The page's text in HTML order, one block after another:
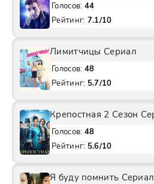
Голосов: 44
Рейтинг: 7.1/10
Лимитчицы Сериал
Голосов: 48
Рейтинг: 5.7/10
Крепостная 2 Сезон
Голосов: 48
Рейтинг: 5.6/10
Я буду помнить Сериал